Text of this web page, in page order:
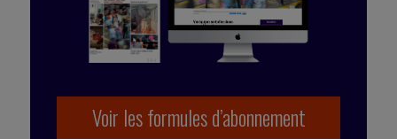
Voir les formules d’abonnement